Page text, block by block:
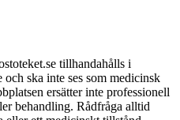
tillhandahålls i
ska inte ses som medicinsk
ersätter inte professionell
behandling. Rådfråga alltid